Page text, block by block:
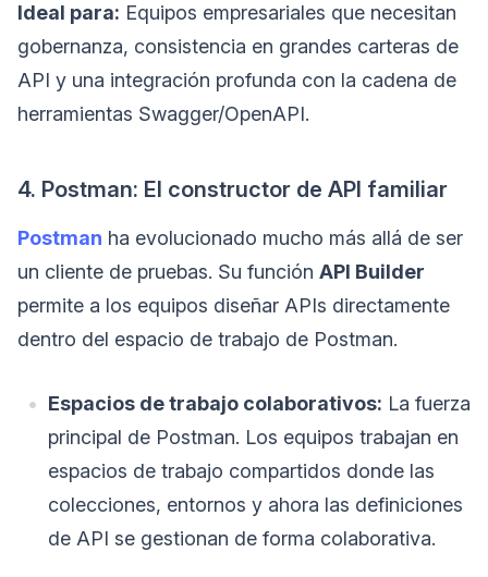
Ideal para: Equipos empresariales que necesitan
gobernanza, consistencia en grandes carteras de
API y una integración profunda con la cadena de
herramientas Swagger/OpenAPI.
4. Postman: El constructor de API familiar
Postman ha evolucionado mucho más allá de ser
un cliente de pruebas. Su función API Builder
permite a los equipos diseñar APIs directamente
dentro del espacio de trabajo de Postman.
Espacios de trabajo colaborativos: La fuerza
principal de Postman. Los equipos trabajan en
espacios de trabajo compartidos donde las
colecciones, entornos y ahora las definiciones
de API se gestionan de forma colaborativa.